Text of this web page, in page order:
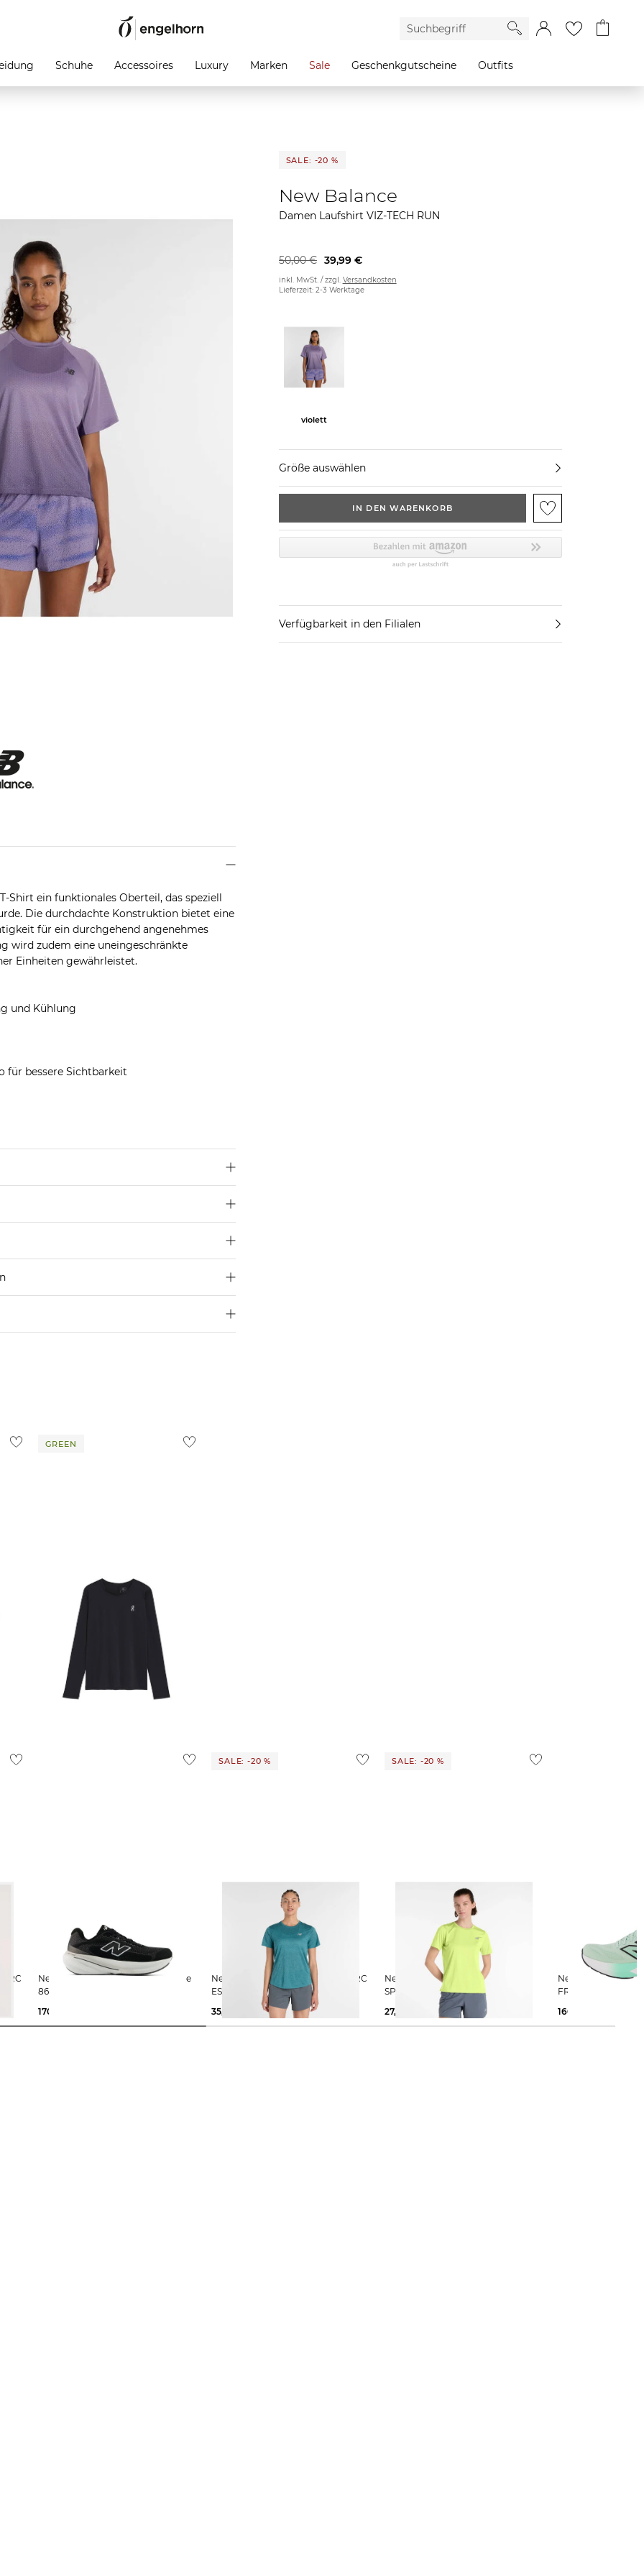
Schuhe Accessoires Luxury Marken Sale Geschenkgutscheine Outfits
SALE: -20 %
New Balance
Damen Laufshirt VIZ-TECH RUN
39,99 €
50,00 €
inkl. MwSt. / zzgl. Versandkosten
Lieferzeit: 2-3 Werktage
violett
Größe auswählen
IN DEN WARENKORB
Verfügbarkeit in den Filialen
Shirt ein funktionales Oberteil, das speziell
Die durchdachte Konstruktion bietet eine
für ein durchgehend angenehmes
wird zudem eine uneingeschränkte
Einheiten gewährleistet.
und Kühlung
für bessere Sichtbarkeit
hier.
Ausland findest du
GREEN
70,00 €
New Balance | Damen Laufschuhe
860 V15
170,00 €
SALE: -20 %
New Balance | Damen Laufshirt RC
ESSENTIAL
35,99 €
45,00 €
SALE: -20 %
New Balance | Damen Laufshirt
SPORTS ESSENTIALS
27,99 €
35,00 €
New Balance | Damen Laufschuhe
FRESH FOAM X
160,00 €